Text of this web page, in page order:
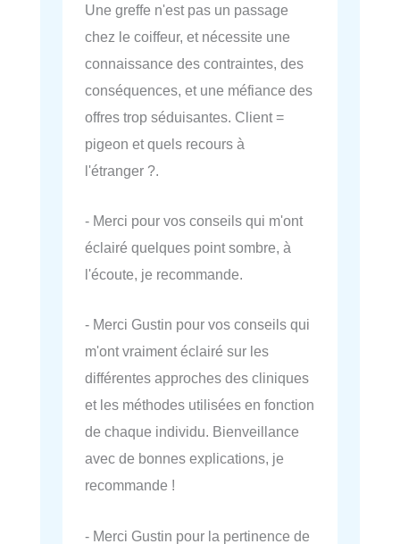
Une greffe n'est pas un passage
chez le coiffeur, et nécessite une
connaissance des contraintes, des
conséquences, et une méfiance des
offres trop séduisantes. Client =
pigeon et quels recours à
l'étranger ?.
- Merci pour vos conseils qui m'ont
éclairé quelques point sombre, à
l'écoute, je recommande.
- Merci Gustin pour vos conseils qui
m'ont vraiment éclairé sur les
différentes approches des cliniques
et les méthodes utilisées en fonction
de chaque individu. Bienveillance
avec de bonnes explications, je
recommande !
- Merci Gustin pour la pertinence de